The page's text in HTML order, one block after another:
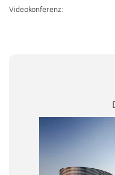
Videokonferenz: